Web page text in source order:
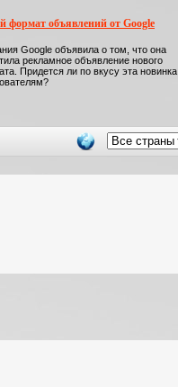
формат объявлений от Google
Google объявила о том, что она
рекламное объявление нового
Придется ли по вкусу эта новинка